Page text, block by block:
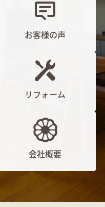
お客様の声
リフォーム
会社概要